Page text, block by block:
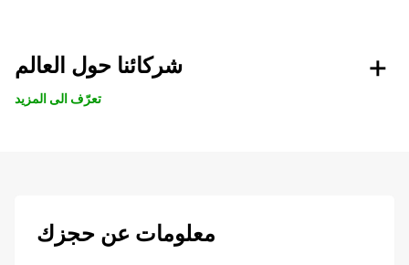
شركائنا حول العالم
تعرّف الى المزيد
معلومات عن حجزك